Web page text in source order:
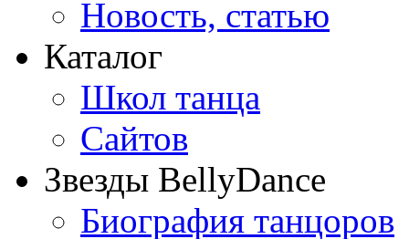
Новость, статью
Каталог
Школ танца
Сайтов
Звезды BellyDance
Биография танцоров